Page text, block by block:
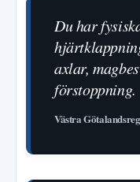
Du har
axlar,
förstoppning.
Västra